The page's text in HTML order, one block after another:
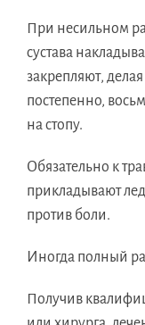
При несильном
сустава
закрепляют,
постепенно,
на стопу.
Обязательно к
прикладывают
против боли.
Иногда полный
Получив